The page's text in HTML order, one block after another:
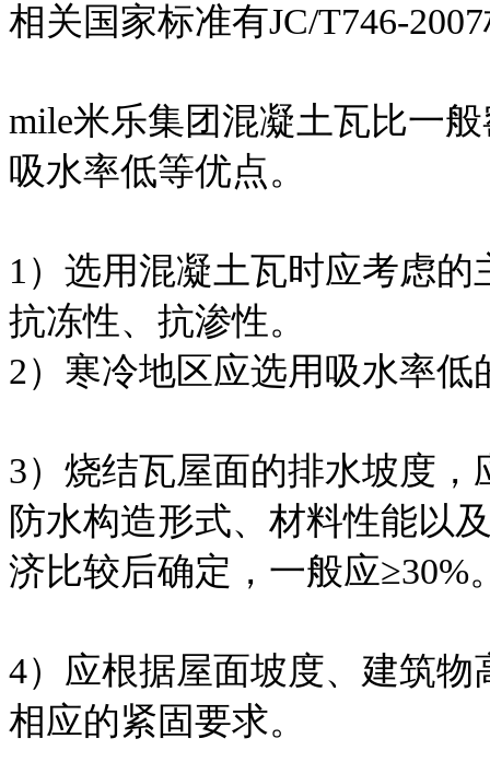
相关国家标准有JC/T746-
mile米乐集团混凝土瓦比一
吸水率低等优点。
1）选用混凝土瓦时应考虑
抗冻性、抗渗性。
2）寒冷地区应选用吸水率低
3）烧结瓦屋面的排水坡度
防水构造形式、材料性能以
济比较后确定，一般应≥30%
4）应根据屋面坡度、建筑
相应的紧固要求。